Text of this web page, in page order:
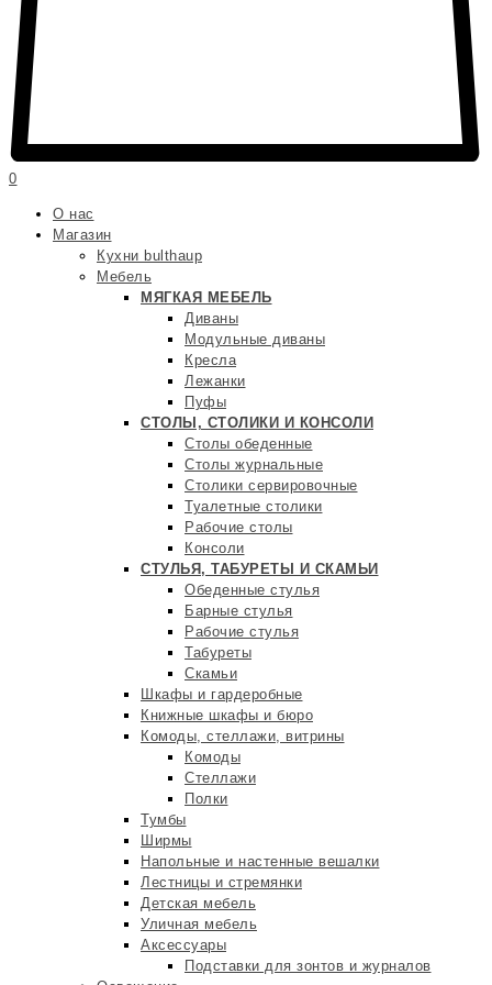
0
О нас
Магазин
Кухни bulthaup
Мебель
МЯГКАЯ МЕБЕЛЬ
Диваны
Модульные диваны
Кресла
Лежанки
Пуфы
СТОЛЫ, СТОЛИКИ И КОНСОЛИ
Столы обеденные
Столы журнальные
Столики сервировочные
Туалетные столики
Рабочие столы
Консоли
СТУЛЬЯ, ТАБУРЕТЫ И СКАМЬИ
Обеденные стулья
Барные стулья
Рабочие стулья
Табуреты
Скамьи
Шкафы и гардеробные
Книжные шкафы и бюро
Комоды, стеллажи, витрины
Комоды
Стеллажи
Полки
Тумбы
Ширмы
Напольные и настенные вешалки
Лестницы и стремянки
Детская мебель
Уличная мебель
Аксессуары
Подставки для зонтов и журналов